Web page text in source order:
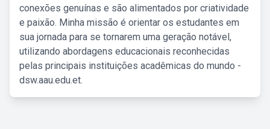
conexões genuínas e são alimentados por criatividade
e paixão. Minha missão é orientar os estudantes em
sua jornada para se tornarem uma geração notável,
utilizando abordagens educacionais reconhecidas
pelas principais instituições acadêmicas do mundo -
dsw.aau.edu.et.